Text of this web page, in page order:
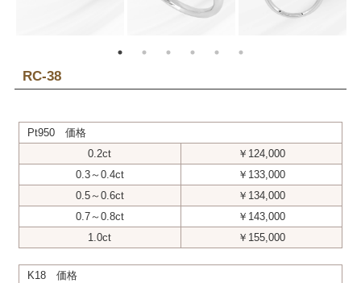
RC-38
Pt950 価格
0.2ct
￥124,000
0.3～0.4ct
￥133,000
0.5～0.6ct
￥134,000
0.7～0.8ct
￥143,000
1.0ct
￥155,000
K18 価格